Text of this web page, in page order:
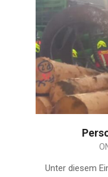
Unter diesem